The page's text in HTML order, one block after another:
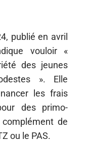
publié en avril
vouloir «
des jeunes
». Elle
les frais
des primo-
de
ou le PAS.